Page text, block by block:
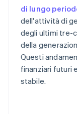
di lungo
dell'attività di
degli ultimi tre-
della
Questi
finanziari futuri
stabile.